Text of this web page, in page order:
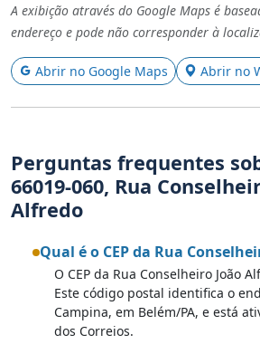
A exibição através do Google Maps é
endereço e pode não corresponder à
Abrir no Google Maps Abrir no
Perguntas frequentes
66019-060, Rua
Alfredo
Qual é o CEP da Rua
O CEP da Rua Conselheiro João
Este código postal identifica o
Campina, em Belém/PA, e está
dos Correios.